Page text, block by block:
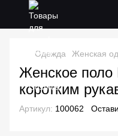
Одежда Женская
Женское поло
коротким
Артикул: 100062